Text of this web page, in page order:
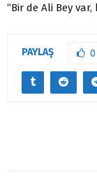
“Bir de Ali Bey
PAYLAŞ 0